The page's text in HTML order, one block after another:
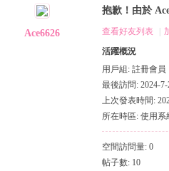
Ace6626
抱歉！由於
查看好友列表
活躍概況
用戶組: 註冊會員
最後訪問: 2024-7-
上次發表時間:
所在時區: 使用系
空間訪問量: 0
帖子數: 10